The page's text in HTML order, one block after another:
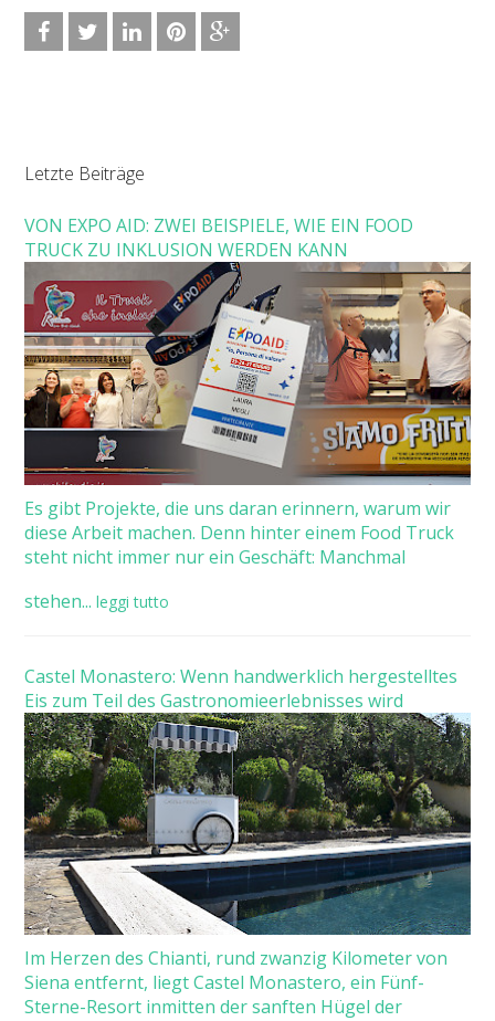
Letzte Beiträge
VON EXPO AID: ZWEI BEISPIELE, WIE EIN FOOD
TRUCK ZU INKLUSION WERDEN KANN
Es gibt Projekte, die uns daran erinnern, warum wir
diese Arbeit machen. Denn hinter einem Food Truck
steht nicht immer nur ein Geschäft: Manchmal
stehen... leggi tutto
Castel Monastero: Wenn handwerklich hergestelltes
Eis zum Teil des Gastronomieerlebnisses wird
Im Herzen des Chianti, rund zwanzig Kilometer von
Siena entfernt, liegt Castel Monastero, ein Fünf-
Sterne-Resort inmitten der sanften Hügel der